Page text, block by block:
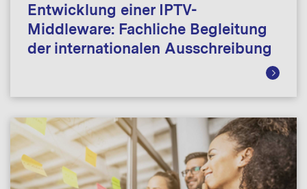
Entwicklung einer IPTV-
Middleware: Fachliche Begleitung
der internationalen Ausschreibung